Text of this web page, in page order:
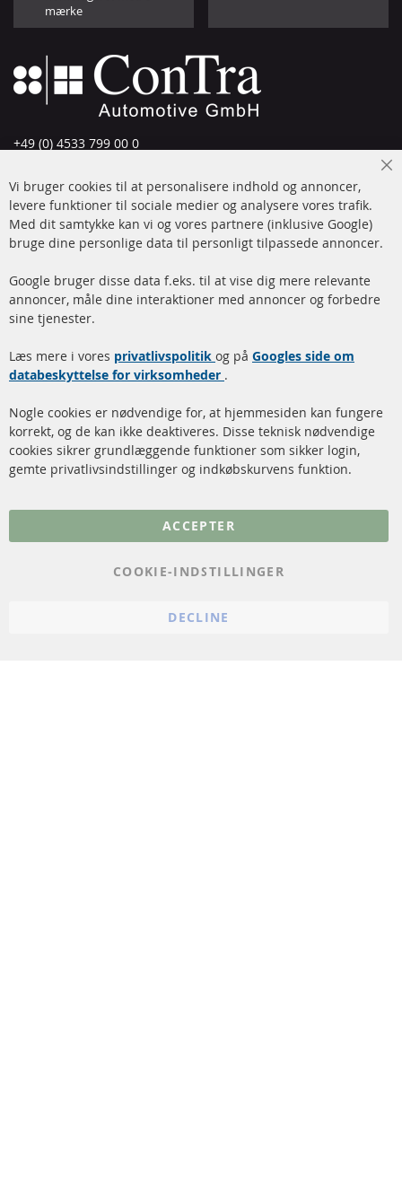
mærke
+49 (0) 4533 799 00 0
info@contra-automotive.de
www.contra-automotive.de
Facebook
Instagram
Hurtige links
Dieselpartikelfilter (DPF)
rengøring
Katalysator (KAT)
Sensorer
FAQ
Kundeservice
Betalingsmetoder
Kontakt
Vi bruger cookies til at personalisere indhold og annoncer,
levere funktioner til sociale medier og analysere vores trafik.
Med dit samtykke kan vi og vores partnere (inklusive Google)
bruge dine personlige data til personligt tilpassede annoncer.
Google bruger disse data f.eks. til at vise dig mere relevante
annoncer, måle dine interaktioner med annoncer og forbedre
sine tjenester.
Læs mere i vores privatlivspolitik og på Googles side om
databeskyttelse for virksomheder .
Nogle cookies er nødvendige for, at hjemmesiden kan fungere
korrekt, og de kan ikke deaktiveres. Disse teknisk nødvendige
cookies sikrer grundlæggende funktioner som sikker login,
gemte privatlivsindstillinger og indkøbskurvens funktion.
ACCEPTER
COOKIE-INDSTILLINGER
DECLINE